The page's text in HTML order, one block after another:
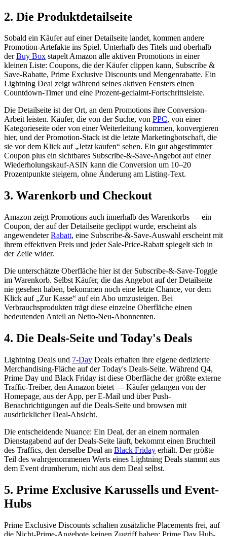
2. Die Produktdetailseite
Sobald ein Käufer auf einer Detailseite landet, kommen andere
Promotion-Artefakte ins Spiel. Unterhalb des Titels und oberhalb
derBuy Box stapelt Amazon alle aktiven Promotions in einer
kleinen Liste: Coupons, die der Käufer clippen kann, Subscribe &
Save-Rabatte, Prime Exclusive Discounts und Mengenrabatte. Ein
Lightning Deal zeigt während seines aktiven Fensters einen
Countdown-Timer und eine Prozent-geclaimt-Fortschrittsleiste.
Die Detailseite ist der Ort, an dem Promotions ihre Conversion-
Arbeit leisten. Käufer, die von der Suche, von PPC, von einer
Kategorieseite oder von einer Weiterleitung kommen, konvergieren
hier, und der Promotion-Stack ist die letzte Marketingbotschaft, die
sie vor dem Klick auf „Jetzt kaufen“ sehen. Ein gut abgestimmter
Coupon plus ein sichtbares Subscribe-&-Save-Angebot auf einer
Wiederholungskauf-ASIN kann die Conversion um 10–20
Prozentpunkte steigern, ohne Änderung am Listing-Text.
3. Warenkorb und Checkout
Amazon zeigt Promotions auch innerhalb des Warenkorbs — ein
Coupon, der auf der Detailseite geclippt wurde, erscheint als
angewendeterRabatt, eine Subscribe-&-Save-Auswahl erscheint mit
ihrem effektiven Preis und jeder Sale-Price-Rabatt spiegelt sich in
der Zeile wider.
Die unterschätzte Oberfläche hier ist der Subscribe-&-Save-Toggle
im Warenkorb. Selbst Käufer, die das Angebot auf der Detailseite
nie gesehen haben, bekommen noch eine letzte Chance, vor dem
Klick auf „Zur Kasse“ auf ein Abo umzusteigen. Bei
Verbrauchsprodukten trägt diese einzelne Oberfläche einen
bedeutenden Anteil an Netto-Neu-Abonnenten.
4. Die Deals-Seite und Today's Deals
Lightning Deals und 7-Day Deals erhalten ihre eigene dedizierte
Merchandising-Fläche auf der Today's Deals-Seite. Während Q4,
Prime Day und Black Friday ist diese Oberfläche der größte externe
Traffic-Treiber, den Amazon bietet — Käufer gelangen von der
Homepage, aus der App, per E-Mail und über Push-
Benachrichtigungen auf die Deals-Seite und browsen mit
ausdrücklicher Deal-Absicht.
Die entscheidende Nuance: Ein Deal, der an einem normalen
Dienstagabend auf der Deals-Seite läuft, bekommt einen Bruchteil
des Traffics, den derselbe Deal an Black Friday erhält. Der größte
Teil des wahrgenommenen Werts eines Lightning Deals stammt aus
dem Event drumherum, nicht aus dem Deal selbst.
5. Prime Exclusive Karussells und Event-
Hubs
Prime Exclusive Discounts schalten zusätzliche Placements frei, auf
die Nicht-Prime-Angebote keinen Zugriff haben: Prime Day Hub-